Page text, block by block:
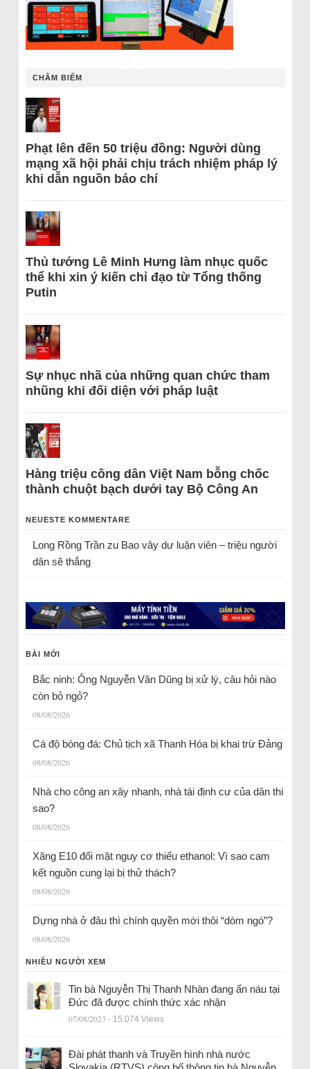
CHÂM BIẾM
Phạt lên đến 50 triệu đồng: Người dùng
mạng xã hội phải chịu trách nhiệm pháp lý
khi dẫn nguồn báo chí
Thủ tướng Lê Minh Hưng làm nhục quốc
thể khi xin ý kiến chỉ đạo từ Tổng thống
Putin
Sự nhục nhã của những quan chức tham
nhũng khi đối diện với pháp luật
Hàng triệu công dân Việt Nam bỗng chốc
thành chuột bạch dưới tay Bộ Công An
NEUESTE KOMMENTARE
Long Rồng Trầnzu Bao vây dư luận viên – triệu người
dân sẽ thắng
BÀI MỚI
Bắc ninh: Ông Nguyễn Văn Dũng bị xử lý, câu hỏi nào
còn bỏ ngỏ?
08/08/2026
Cá độ bóng đá: Chủ tịch xã Thanh Hóa bị khai trừ Đảng
08/08/2026
Nhà cho công an xây nhanh, nhà tái định cư của dân thì
sao?
08/08/2026
Xăng E10 đối mặt nguy cơ thiếu ethanol: Vì sao cam
kết nguồn cung lại bị thử thách?
08/08/2026
Dựng nhà ở đâu thì chính quyền mới thôi “dòm ngó”?
08/08/2026
NHIỀU NGƯỜI XEM
Tin bà Nguyễn Thị Thanh Nhàn đang ẩn náu tại
Đức đã được chính thức xác nhận
07/08/2023 - 15.074 Views
Đài phát thanh và Truyền hình nhà nước